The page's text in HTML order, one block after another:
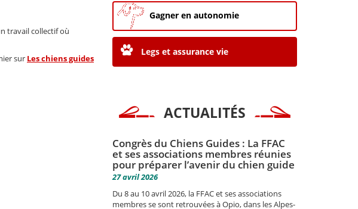
travail collectif où
sur Les chiens guides
Gagner en autonomie
Legs et assurance vie
ACTUALITÉS
Congrès du Chiens Guides : La FFAC
et ses associations membres réunies
pour préparer l’avenir du chien guide
27 avril 2026
Du 8 au 10 avril 2026, la FFAC et ses associations
membres se sont retrouvées à Opio, dans les Alpes-